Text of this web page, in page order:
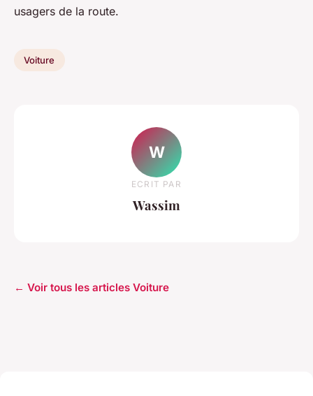
usagers de la route.
Voiture
W
ECRIT PAR
Wassim
← Voir tous les articles Voiture